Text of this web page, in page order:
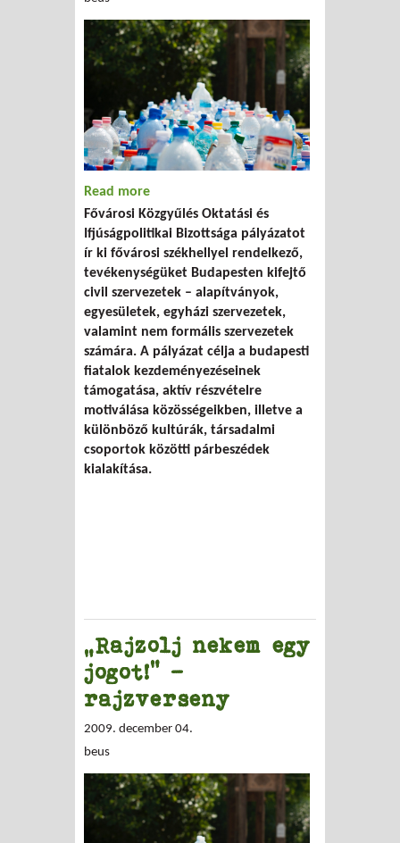
Read more
Fővárosi Közgyűlés Oktatási és
Ifjúságpolitikai Bizottsága pályázatot
ír ki fővárosi székhellyel rendelkező,
tevékenységüket Budapesten kifejtő
civil szervezetek – alapítványok,
egyesületek, egyházi szervezetek,
valamint nem formális szervezetek
számára. A pályázat célja a budapesti
fiatalok kezdeményezéseinek
támogatása, aktív részvételre
motiválása közösségeikben, illetve a
különböző kultúrák, társadalmi
csoportok közötti párbeszédek
kialakítása.
„Rajzolj nekem egy
jogot!” -
rajzverseny
2009. december 04.
beus